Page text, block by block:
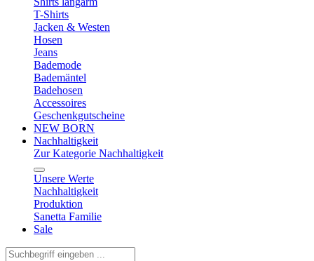
T-Shirts
Jacken & Westen
Hosen
Jeans
Bademode
Bademäntel
Badehosen
Accessoires
Geschenkgutscheine
NEW BORN
Nachhaltigkeit
Zur Kategorie Nachhaltigkeit
Unsere Werte
Nachhaltigkeit
Produktion
Sanetta Familie
Sale